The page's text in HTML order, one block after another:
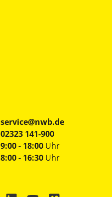
service@nwb.de
02323 141-900
9:00 - 18:00 Uhr
8:00 - 16:30 Uhr